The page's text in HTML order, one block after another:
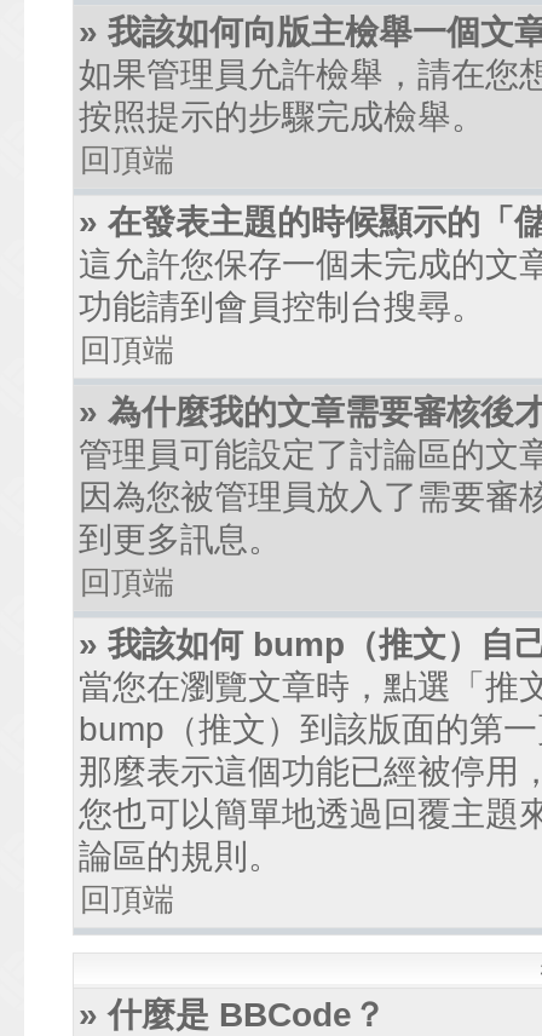
» 我該如何向版主檢舉一個文
如果管理員允許檢舉，請在您
按照提示的步驟完成檢舉。
回頂端
» 在發表主題的時候顯示的「
這允許您保存一個未完成的文
功能請到會員控制台搜尋。
回頂端
» 為什麼我的文章需要審核後
管理員可能設定了討論區的文
因為您被管理員放入了需要審
到更多訊息。
回頂端
» 我該如何 bump（推文）自
當您在瀏覽文章時，點選「推
bump（推文）到該版面的第
那麼表示這個功能已經被停用
您也可以簡單地透過回覆主題
論區的規則。
回頂端
» 什麼是 BBCode？